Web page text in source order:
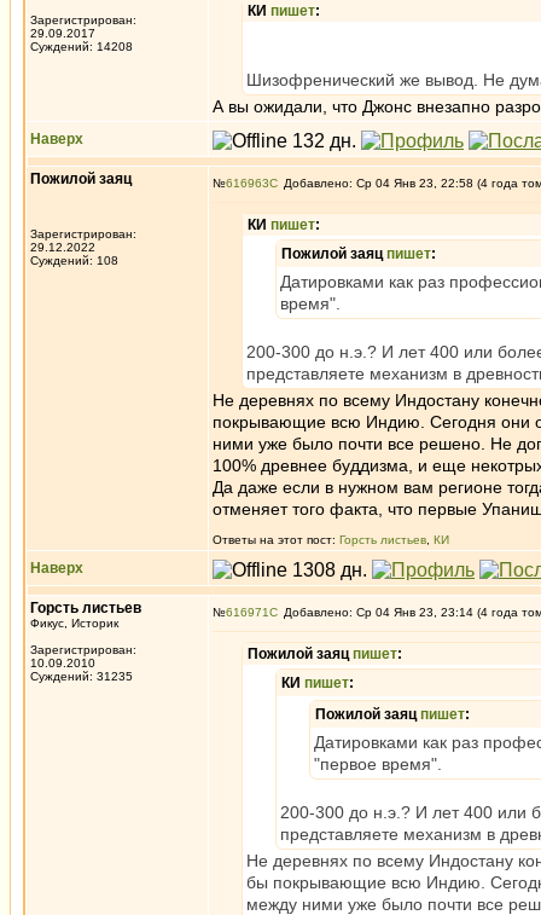
Зарегистрирован:
29.09.2017
Суждений: 14208
КИ пишет:
Шизофренический же вывод. Не
А вы ожидали, что Джонс внезапно
Наверх
Пожилой заяц
Зарегистрирован:
29.12.2022
Суждений: 108
№616963 Добавлено: Ср 04 Янв 23, 22:58 (4 года
КИ пишет:
Пожилой заяцпишет:
Датировками как раз
время".
200-300 до н.э.? И лет 400 или
представляете механизм в
Не деревнях по всему Индостану
покрывающие всю Индию. Сегодня они
ними уже было почти все решено. Не
100% древнее буддизма, и еще
Да даже если в нужном вам регионе
отменяет того факта, что первые
Ответы на этот пост: Горсть листьев КИ
Наверх
Горсть листьев
Фикус, Историк
Зарегистрирован:
10.09.2010
Суждений: 31235
№616971 Добавлено: Ср 04 Янв 23, 23:14 (4 года
Пожилой заяцпишет:
КИ пишет:
Пожилой заяцпишет:
Датировками как раз
"первое время".
200-300 до н.э.? И лет 400 или
представляете механизм в
Не деревнях по всему Индостану
бы покрывающие всю Индию.
между ними уже было почти все